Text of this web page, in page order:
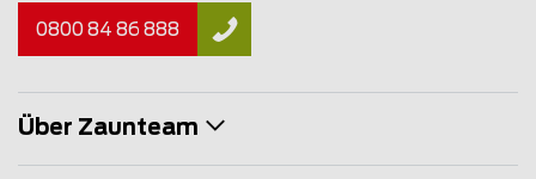
0800 84 86 888
Über Zaunteam